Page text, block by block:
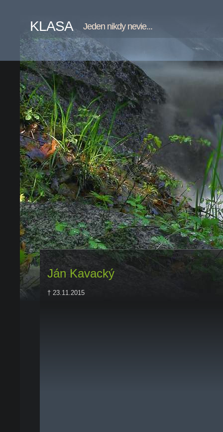
KLASA Jeden nikdy nevie...
Ján Kavacký
† 23.11.2015